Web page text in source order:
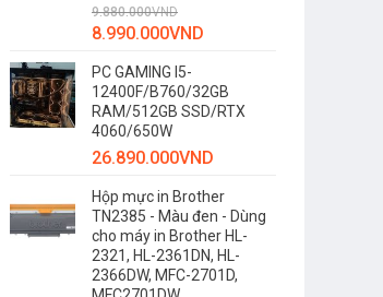
9.880.000VND
8.990.000VND
PC GAMING I5-
12400F/B760/32GB
RAM/512GB SSD/RTX
4060/650W
26.890.000VND
Hộp mực in Brother
TN2385 - Màu đen - Dùng
cho máy in Brother HL-
2321, HL-2361DN, HL-
2366DW, MFC-2701D,